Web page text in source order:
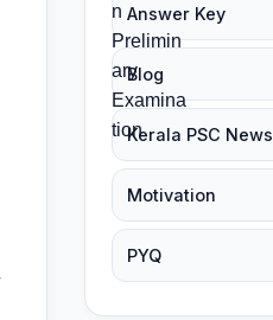
Answer Key
Blog
Kerala PSC News
Motivation
PYQ